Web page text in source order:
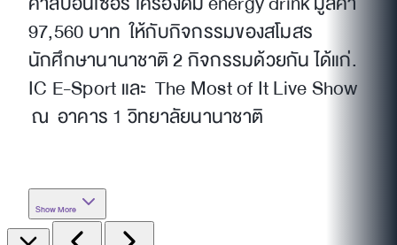
97,560 บาท ให้กับกิจกรรมของสโมสร
นักศึกษานานาชาติ 2 กิจกรรมด้วยกัน ได้แก่.
IC E-Sport และ The Most of It Live Show
ณ อาคาร 1 วิทยาลัยนานาชาติ
Show More